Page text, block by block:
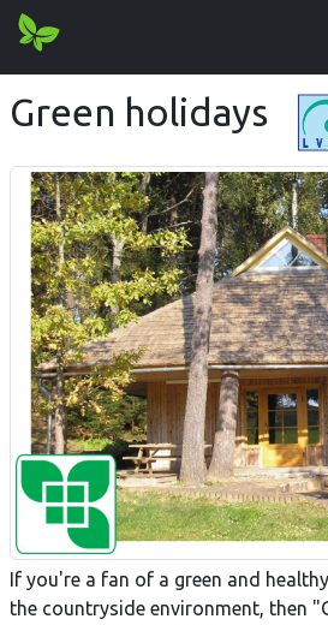
Green holidays
If you're a fan of a green and
the countryside environment, then